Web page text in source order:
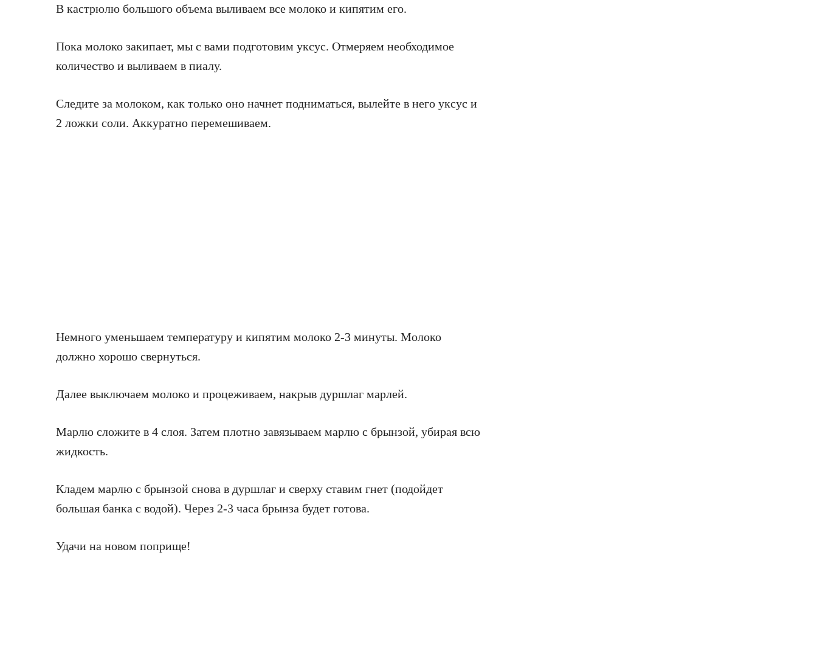
В кастрюлю большого объема выливаем все молоко и кипятим его.
Пока молоко закипает, мы с вами подготовим уксус. Отмеряем необходимое
количество и выливаем в пиалу.
Следите за молоком, как только оно начнет подниматься, вылейте в него уксус и
2 ложки соли. Аккуратно перемешиваем.
Немного уменьшаем температуру и кипятим молоко 2-3 минуты. Молоко
должно хорошо свернуться.
Далее выключаем молоко и процеживаем, накрыв дуршлаг марлей.
Марлю сложите в 4 слоя. Затем плотно завязываем марлю с брынзой, убирая всю
жидкость.
Кладем марлю с брынзой снова в дуршлаг и сверху ставим гнет (подойдет
большая банка с водой). Через 2-3 часа брынза будет готова.
Удачи на новом поприще!